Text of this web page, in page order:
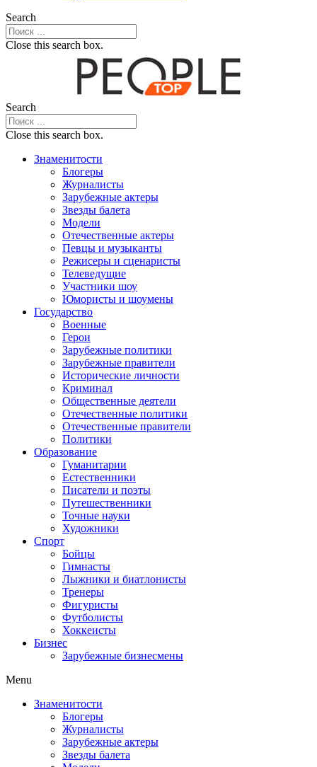
Search
Close this search box.
Search
Close this search box.
Знаменитости
Блогеры
Журналисты
Зарубежные актеры
Звезды балета
Модели
Отечественные актеры
Певцы и музыканты
Режисеры и сценаристы
Телеведущие
Участники шоу
Юмористы и шоумены
Государство
Военные
Герои
Зарубежные политики
Зарубежные правители
Исторические личности
Криминал
Общественные деятели
Отечественные политики
Отечественные правители
Политики
Образование
Гуманитарии
Естественники
Писатели и поэты
Путешественники
Точные науки
Художники
Спорт
Бойцы
Гимнасты
Лыжники и биатлонисты
Тренеры
Фигуристы
Футболисты
Хоккеисты
Бизнес
Зарубежные бизнесмены
Menu
Знаменитости
Блогеры
Журналисты
Зарубежные актеры
Звезды балета